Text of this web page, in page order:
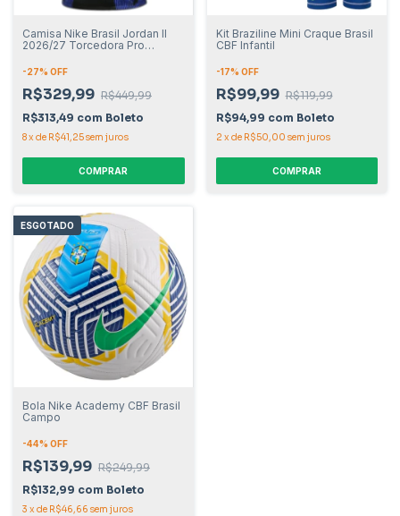
Camisa Nike Brasil Jordan II
2026/27 Torcedora Pro
-27% OFF
R$329,99 R$449,99
R$313,49 com Boleto
8x de R$41,25sem juros
COMPRAR
Kit Braziline Mini Craque Brasil
CBF Infantil
-17% OFF
R$99,99 R$119,99
R$94,99 com Boleto
2 x de R$50,00 sem juros
COMPRAR
ESGOTADO
Bola Nike Academy CBF Brasil
Campo
-44% OFF
R$139,99 R$249,99
R$132,99 com Boleto
3 x de R$46,66 sem juros